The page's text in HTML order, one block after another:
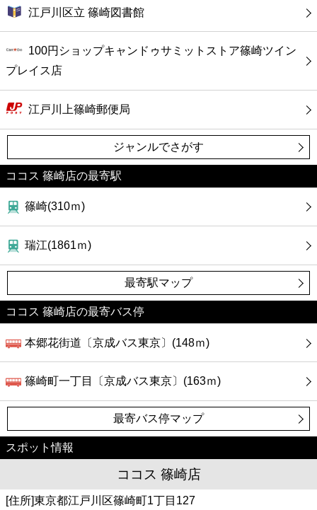
江戸川区立 篠崎図書館
100円ショップキャンドゥサミットストア篠崎ツイン
プレイス店
江戸川上篠崎郵便局
ジャンルでさがす
ココス 篠崎店の最寄駅
篠崎(310ｍ)
瑞江(1861ｍ)
最寄駅マップ
ココス 篠崎店の最寄バス停
本郷花街道〔京成バス東京〕(148ｍ)
篠崎町一丁目〔京成バス東京〕(163ｍ)
最寄バス停マップ
スポット情報
ココス 篠崎店
[住所]東京都江戸川区篠崎町1丁目127